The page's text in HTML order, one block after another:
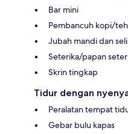
Bar mini
Pembancuh kopi/teh
Jubah mandi dan
Seterika/papan
Skrin tingkap
Tidur dengan
Peralatan tempat
Gebar bulu kapas